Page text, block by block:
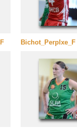
Bichot_Perplxe_F